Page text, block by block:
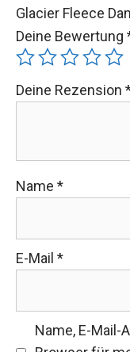
Glacier Fleece
Deine Bewertung
Deine Rezension
Name *
E-Mail *
Name, E-Mail-